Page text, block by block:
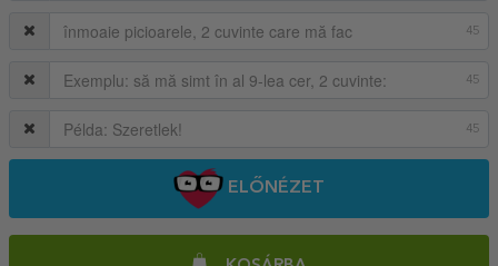
45
45
45
ELŐNÉZET